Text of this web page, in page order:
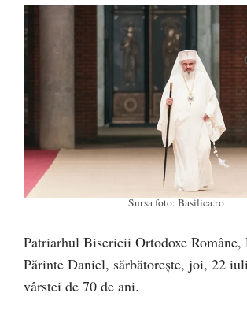
Sursa foto: Basilica.ro
Patriarhul Bisericii Ortodoxe Române,
Părinte Daniel, sărbătorește, joi, 22
vârstei de 70 de ani.